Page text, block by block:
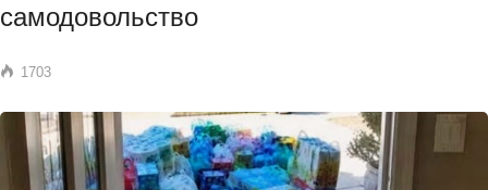
самодовольство
1703